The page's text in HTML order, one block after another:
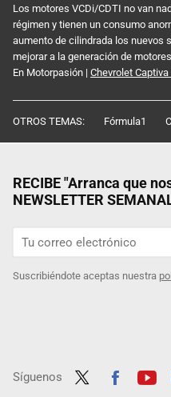
Los motores VCDi/CDTI no van
régimen y tienen un consumo
aumento de cilindrada los nuevos
mejorar a la generación de
En Motorpasión | Chevrolet Captiva
OTROS TEMAS: Fórmula1
RECIBE "Arranca que
NEWSLETTER
Suscribiéndote aceptas nuestra
Síguenos